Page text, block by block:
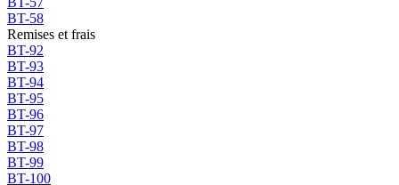
BT-58
Remises et frais
BT-92
BT-93
BT-94
BT-95
BT-96
BT-97
BT-98
BT-99
BT-100